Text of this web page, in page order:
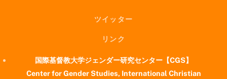
ツイッター
リンク
国際基督教大学ジェンダー研究センター【CGS】
Center for Gender Studies, International Christian